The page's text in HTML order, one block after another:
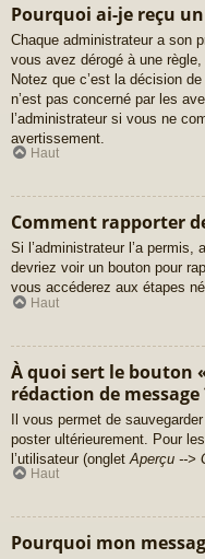
Pourquoi ai-je reçu
Chaque administrateur a son
vous avez dérogé à une
Notez que c’est la décision
n’est pas concerné par les
l’administrateur si vous ne
avertissement.
Haut
Comment rapporter
Si l’administrateur l’a
devriez voir un bouton pour
vous accéderez aux étapes
Haut
À quoi sert le bouton
rédaction de message
Il vous permet de
poster ultérieurement. Pour
l’utilisateur (onglet Aperçu -->
Haut
Pourquoi mon